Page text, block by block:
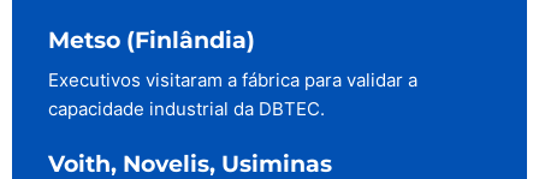
Metso (Finlândia)
Executivos visitaram a fábrica para validar a
capacidade industrial da DBTEC.
Voith, Novelis, Usiminas